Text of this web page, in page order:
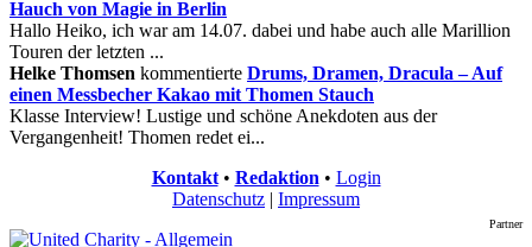
Hauch von Magie in Berlin
Hallo Heiko, ich war am 14.07. dabei und habe auch alle Marillion
Touren der letzten ...
Helke Thomsen kommentierte Drums, Dramen, Dracula – Auf
einen Messbecher Kakao mit Thomen Stauch
Klasse Interview! Lustige und schöne Anekdoten aus der
Vergangenheit! Thomen redet ei...
Kontakt• Redaktion • Login
Datenschutz | Impressum
Partner